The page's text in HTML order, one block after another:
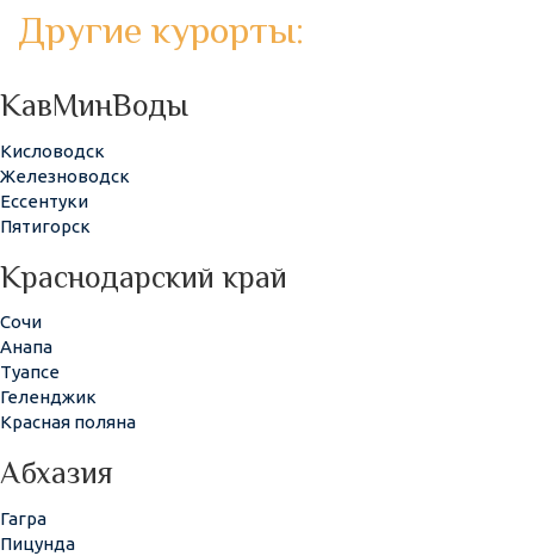
Другие курорты:
КавМинВоды
Кисловодск
Железноводск
Ессентуки
Пятигорск
Краснодарский край
Сочи
Анапа
Туапсе
Геленджик
Красная поляна
Абхазия
Гагра
Пицунда